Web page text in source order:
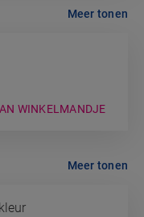
WINKELMANDJE
Meer tonen
Meer tonen